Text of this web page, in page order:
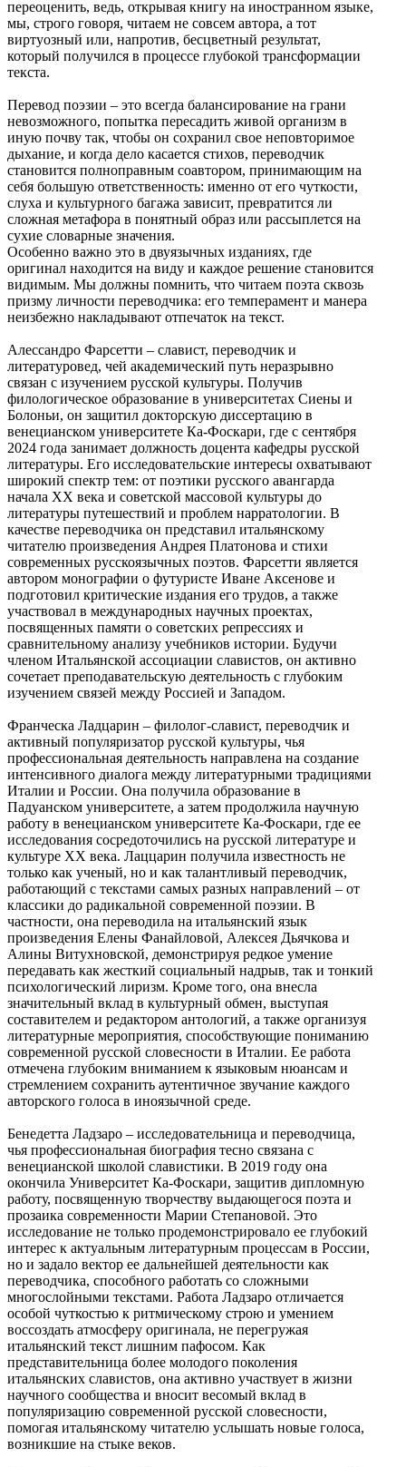
переоценить, ведь, открывая книгу на иностранном языке,
мы, строго говоря, читаем не совсем автора, а тот
виртуозный или, напротив, бесцветный результат,
который получился в процессе глубокой трансформации
текста.
Перевод поэзии ‒ это всегда балансирование на грани
невозможного, попытка пересадить живой организм в
иную почву так, чтобы он сохранил свое неповторимое
дыхание, и когда дело касается стихов, переводчик
становится полноправным соавтором, принимающим на
себя большую ответственность: именно от его чуткости,
слуха и культурного багажа зависит, превратится ли
сложная метафора в понятный образ или рассыплется на
сухие словарные значения.
Особенно важно это в двуязычных изданиях, где
оригинал находится на виду и каждое решение становится
видимым. Мы должны помнить, что читаем поэта сквозь
призму личности переводчика: его темперамент и манера
неизбежно накладывают отпечаток на текст.
Алессандро Фарсетти ‒ славист, переводчик и
литературовед, чей академический путь неразрывно
связан с изучением русской культуры. Получив
филологическое образование в университетах Сиены и
Болоньи, он защитил докторскую диссертацию в
венецианском университете Ка-Фоскари, где с сентября
2024 года занимает должность доцента кафедры русской
литературы. Его исследовательские интересы охватывают
широкий спектр тем: от поэтики русского авангарда
начала XX века и советской массовой культуры до
литературы путешествий и проблем нарратологии. В
качестве переводчика он представил итальянскому
читателю произведения Андрея Платонова и стихи
современных русскоязычных поэтов. Фарсетти является
автором монографии о футуристе Иване Аксенове и
подготовил критические издания его трудов, а также
участвовал в международных научных проектах,
посвященных памяти о советских репрессиях и
сравнительному анализу учебников истории. Будучи
членом Итальянской ассоциации славистов, он активно
сочетает преподавательскую деятельность с глубоким
изучением связей между Россией и Западом.
Франческа Ладцарин ‒ филолог-славист, переводчик и
активный популяризатор русской культуры, чья
профессиональная деятельность направлена на создание
интенсивного диалога между литературными традициями
Италии и России. Она получила образование в
Падуанском университете, а затем продолжила научную
работу в венецианском университете Ка-Фоскари, где ее
исследования сосредоточились на русской литературе и
культуре XX века. Лаццарин получила известность не
только как ученый, но и как талантливый переводчик,
работающий с текстами самых разных направлений ‒ от
классики до радикальной современной поэзии. В
частности, она переводила на итальянский язык
произведения Елены Фанайловой, Алексея Дьячкова и
Алины Витухновской, демонстрируя редкое умение
передавать как жесткий социальный надрыв, так и тонкий
психологический лиризм. Кроме того, она внесла
значительный вклад в культурный обмен, выступая
составителем и редактором антологий, а также организуя
литературные мероприятия, способствующие пониманию
современной русской словесности в Италии. Ее работа
отмечена глубоким вниманием к языковым нюансам и
стремлением сохранить аутентичное звучание каждого
авторского голоса в иноязычной среде.
Бенедетта Ладзаро ‒ исследовательница и переводчица,
чья профессиональная биография тесно связана с
венецианской школой славистики. В 2019 году она
окончила Университет Ка-Фоскари, защитив дипломную
работу, посвященную творчеству выдающегося поэта и
прозаика современности Марии Степановой. Это
исследование не только продемонстрировало ее глубокий
интерес к актуальным литературным процессам в России,
но и задало вектор ее дальнейшей деятельности как
переводчика, способного работать со сложными
многослойными текстами. Работа Ладзаро отличается
особой чуткостью к ритмическому строю и умением
воссоздать атмосферу оригинала, не перегружая
итальянский текст лишним пафосом. Как
представительница более молодого поколения
итальянских славистов, она активно участвует в жизни
научного сообщества и вносит весомый вклад в
популяризацию современной русской словесности,
помогая итальянскому читателю услышать новые голоса,
возникшие на стыке веков.